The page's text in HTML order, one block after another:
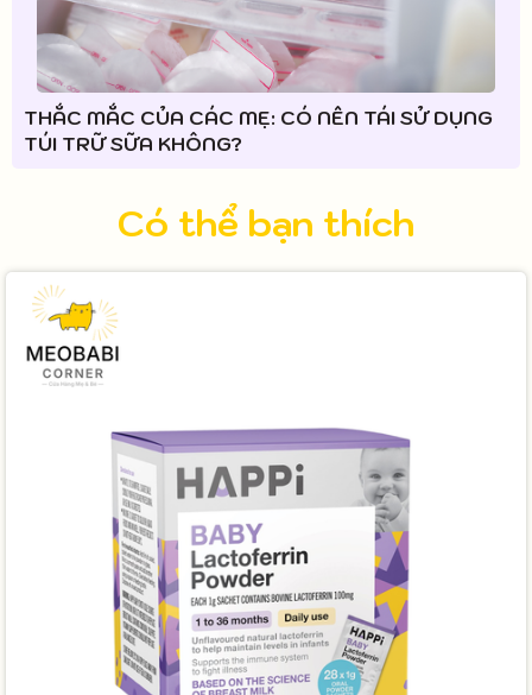
THẮC MẮC CỦA CÁC MẸ: CÓ NÊN TÁI SỬ DỤNG
TÚI TRỮ SỮA KHÔNG?
Có thể bạn thích